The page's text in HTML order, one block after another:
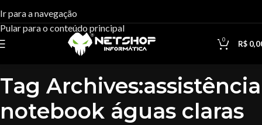
Ir para a navegação
Pular para o conteúdo principal
0 R$
Tag Archives:assistência
notebook águas claras